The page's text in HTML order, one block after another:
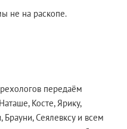
не на раскопе.
передаём
Косте, Ярику,
Брауни, Сеялевксу и всем